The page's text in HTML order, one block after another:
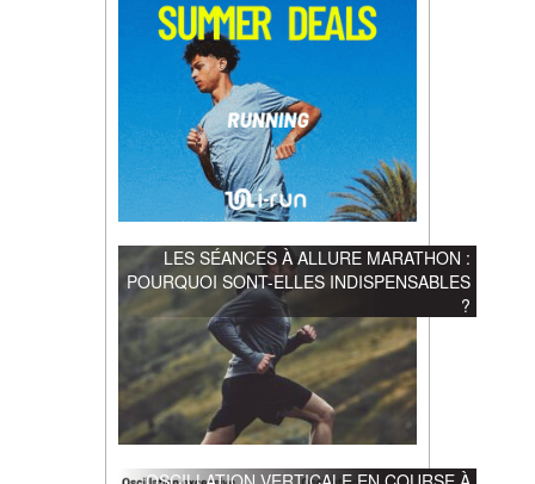
LES SÉANCES À ALLURE MARATHON :
POURQUOI SONT-ELLES INDISPENSABLES
?